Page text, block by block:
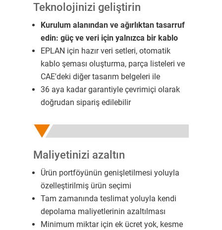
Teknolojinizi geliştirin
Kurulum alanından ve ağırlıktan tasarruf
edin: güç ve veri için yalnızca bir kablo
EPLAN için hazır veri setleri, otomatik
kablo şeması oluşturma, parça listeleri ve
CAE'deki diğer tasarım belgeleri ile
36 aya kadar garantiyle çevrimiçi olarak
doğrudan sipariş edilebilir
Maliyetinizi azaltın
Ürün portföyünün genişletilmesi yoluyla
özelleştirilmiş ürün seçimi
Tam zamanında teslimat yoluyla kendi
depolama maliyetlerinin azaltılması
Minimum miktar için ek ücret yok, kesme